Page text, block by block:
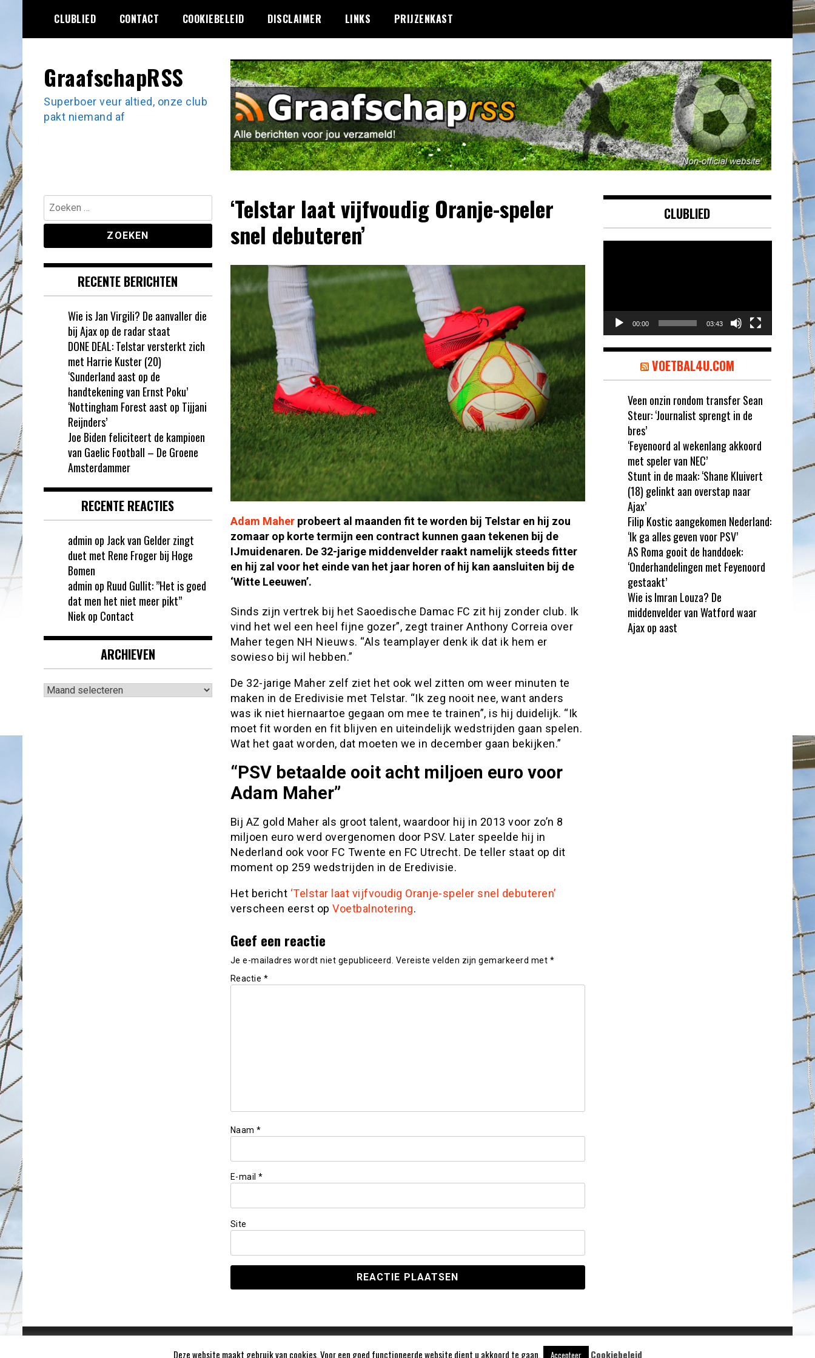
de
CLUBLIED CONTACT COOKIEBELEID DISCLAIMER LINKS PRIJZENKAST
GraafschapRSS
Superboer veur altied, onze club
pakt niemand af
‘Telstar laat vijfvoudig Oranje-speler
snel debuteren’
Adam Maherprobeert al maanden fit te worden bij Telstar en hij zou
zomaar op korte termijn een contract kunnen gaan tekenen bij de
IJmuidenaren. De 32-jarige middenvelder raakt namelijk steeds fitter
en hij zal voor het einde van het jaar horen of hij kan aansluiten bij de
‘Witte Leeuwen’.
Sinds zijn vertrek bij het Saoedische Damac FC zit hij zonder club. Ik
vind het wel een heel fijne gozer”, zegt trainer Anthony Correia over
Maher tegen NH Nieuws. “Als teamplayer denk ik dat ik hem er
sowieso bij wil hebben.”
De 32-jarige Maher zelf ziet het ook wel zitten om weer minuten te
maken in de Eredivisie met Telstar. “Ik zeg nooit nee, want anders
was ik niet hiernaartoe gegaan om mee te trainen”, is hij duidelijk. “Ik
moet fit worden en fit blijven en uiteindelijk wedstrijden gaan spelen.
Wat het gaat worden, dat moeten we in december gaan bekijken.”
“PSV betaalde ooit acht miljoen euro voor
Adam Maher”
Bij AZ gold Maher als groot talent, waardoor hij in 2013 voor zo’n 8
miljoen euro werd overgenomen door PSV. Later speelde hij in
Nederland ook voor FC Twente en FC Utrecht. De teller staat op dit
moment op 259 wedstrijden in de Eredivisie.
Het bericht ‘Telstar laat vijfvoudig Oranje-speler snel debuteren’
verscheen eerst op Voetbalnotering.
Geef een reactie
Je e-mailadres wordt niet gepubliceerd. Vereiste velden zijn gemarkeerd met *
Reactie *
Naam *
E-mail *
Site
Zoeken
naar:
RECENTE BERICHTEN
Wie is Jan Virgili? De aanvaller die
bij Ajax op de radar staat
DONE DEAL: Telstar versterkt zich
met Harrie Kuster (20)
‘Sunderland aast op de
handtekening van Ernst Poku’
‘Nottingham Forest aast op Tijjani
Reijnders’
Joe Biden feliciteert de kampioen
van Gaelic Football – De Groene
Amsterdammer
RECENTE REACTIES
admin op Jack van Gelder zingt
duet met Rene Froger bij Hoge
Bomen
admin op Ruud Gullit: ”Het is goed
dat men het niet meer pikt”
Niekop Contact
ARCHIEVEN
Archieven
CLUBLIED
00:00 03:43
VOETBAL4U.COM
Veen onzin rondom transfer Sean
Steur: ‘Journalist sprengt in de
bres’
‘Feyenoord al wekenlang akkoord
met speler van NEC’
Stunt in de maak: ‘Shane Kluivert
(18) gelinkt aan overstap naar
Ajax’
Filip Kostic aangekomen Nederland:
‘Ik ga alles geven voor PSV’
AS Roma gooit de handdoek:
‘Onderhandelingen met Feyenoord
gestaakt’
Wie is Imran Louza? De
middenvelder van Watford waar
Ajax op aast
Deze website maakt gebruik van cookies. Voor een goed functioneerde website dient u akkoord te gaan. Accepteer Cookiebeleid